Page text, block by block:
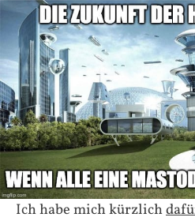
Ich habe mich kürzlich